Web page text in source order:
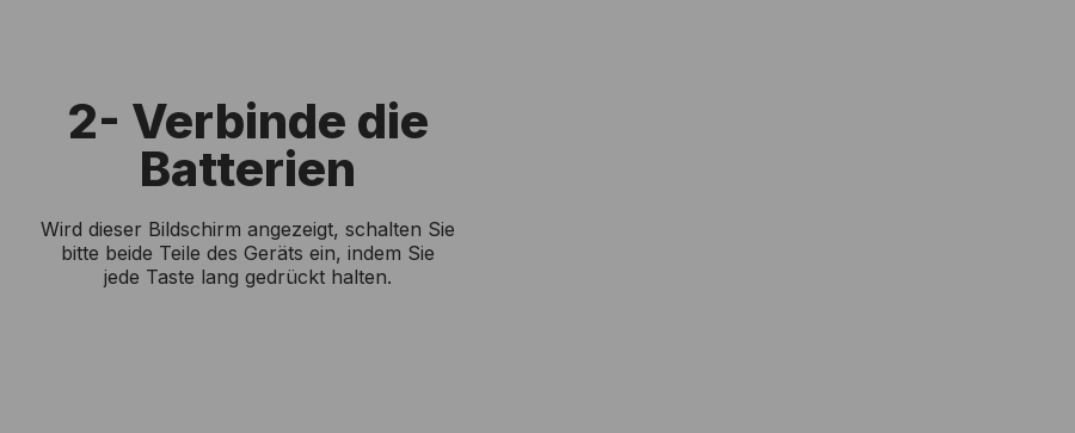
2- Verbinde die
Batterien
Wird dieser Bildschirm angezeigt, schalten Sie
bitte beide Teile des Geräts ein, indem Sie
jede Taste lang gedrückt halten.